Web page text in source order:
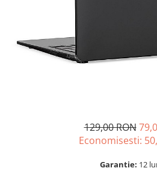
A2992 (M3 14” 2023)
Baterii MacBook
Placi de baza
A1369 (13” 2010-2011)
129,00 RON
Economisesti:
Garantie: 12